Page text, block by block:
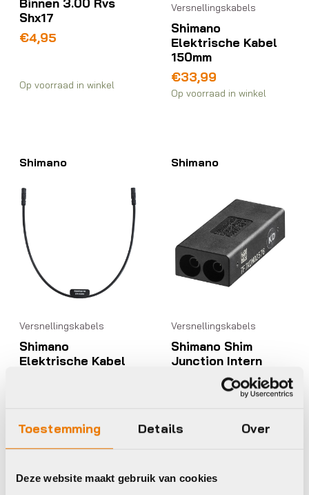
Toestemming Details Over
Deze website maakt gebruik van cookies
Shx17
€4,95
Op voorraad in winkel
Versnellingskabels
Shimano
Elektrische Kabel
150mm
€33,99
Op voorraad in winkel
Shimano
Versnellingskabels
Shimano
Elektrische Kabel
Op voorraad in winkel
Shimano
Versnellingskabels
Shimano Shim
Junction Intern
JC41 E-Tube